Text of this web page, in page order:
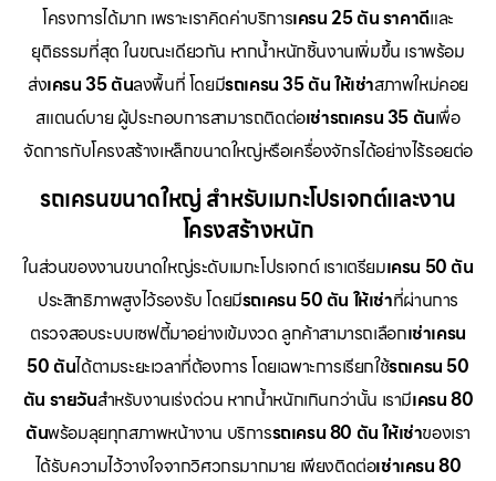
โครงการได้มาก เพราะเราคิดค่าบริการเครน 25 ตัน ราคาดีและ
ยุติธรรมที่สุด ในขณะเดียวกัน หากน้ำหนักชิ้นงานเพิ่มขึ้น เราพร้อม
ส่งเครน 35 ตันลงพื้นที่ โดยมีรถเครน 35 ตัน ให้เช่าสภาพใหม่คอย
สแตนด์บาย ผู้ประกอบการสามารถติดต่อเช่ารถเครน 35 ตันเพื่อ
จัดการกับโครงสร้างเหล็กขนาดใหญ่หรือเครื่องจักรได้อย่างไร้รอยต่อ
รถเครนขนาดใหญ่ สำหรับเมกะโปรเจกต์และงาน
โครงสร้างหนัก
ในส่วนของงานขนาดใหญ่ระดับเมกะโปรเจกต์ เราเตรียมเครน 50 ตัน
ประสิทธิภาพสูงไว้รองรับ โดยมีรถเครน 50 ตัน ให้เช่าที่ผ่านการ
ตรวจสอบระบบเซฟตี้มาอย่างเข้มงวด ลูกค้าสามารถเลือกเช่าเครน
50 ตันได้ตามระยะเวลาที่ต้องการ โดยเฉพาะการเรียกใช้รถเครน 50
ตัน รายวันสำหรับงานเร่งด่วน หากน้ำหนักเกินกว่านั้น เรามีเครน 80
ตันพร้อมลุยทุกสภาพหน้างาน บริการรถเครน 80 ตัน ให้เช่าของเรา
ได้รับความไว้วางใจจากวิศวกรมากมาย เพียงติดต่อเช่าเครน 80